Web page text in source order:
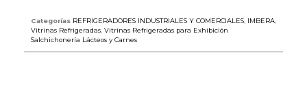
Categorías REFRIGERADORES INDUSTRIALES Y COMERCIALES, IMBERA,
Vitrinas Refrigeradas, Vitrinas Refrigeradas para Exhibición
Salchichonería Lácteos y Carnes